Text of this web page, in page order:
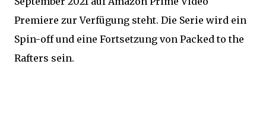
Premiere zur Verfügung steht. Die Serie wird ein
Spin-off und eine Fortsetzung von Packed to the
Rafters sein.